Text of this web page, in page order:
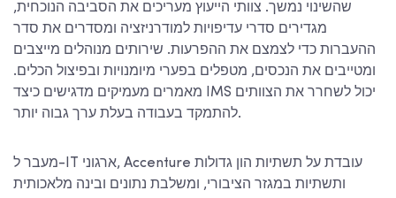
שהשינוי נמשך. צוותי הייעוץ מעריכים את הסביבה הנוכחית,
מגדירים סדרי עדיפויות למודרניזציה ומסדרים את סדר
ההעברות כדי לצמצם את ההפרעות. שירותים מנוהלים מייצבים
ומטייבים את הנכסים, מטפלים בפערי מיומנויות ובפיצול הכלים.
מאמרים מעמיקים מדגישים כיצד IMS יכול לשחרר את הצוותים
להתמקד בעבודה בעלת ערך גבוה יותר.
מעבר ל-IT ארגוני, Accenture עובדת על תשתיות הון גדולות
ותשתיות במגזר הציבורי, ומשלבת נתונים ובינה מלאכותית